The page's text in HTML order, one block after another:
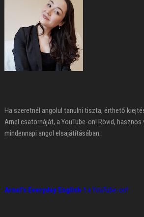
Ha szeretnél angolul tanulni tiszta, érthető
Arnel csatornáját, a YouTube-on! Rövid,
mindennapi angol elsajátításában.
Arnel's Everyday English-t a YouTube-on!